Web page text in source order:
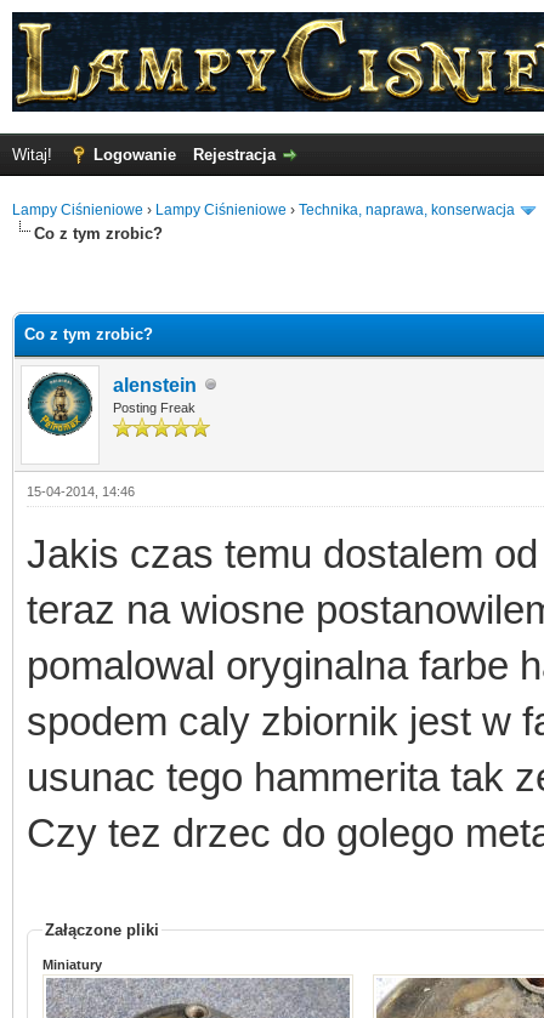
Witaj! Logowanie Rejestracja
Lampy Ciśnieniowe › Lampy Ciśnieniowe › Technika, naprawa, konserwacja
Co z tym zrobic?
Co z tym zrobic?
alenstein
Posting Freak
15-04-2014, 14:46
Jakis czas temu dostalem
teraz na wiosne
pomalowal oryginalna farbe
spodem caly zbiornik jest w
usunac tego hammerita tak
Czy tez drzec do golego
Załączone pliki
Miniatury